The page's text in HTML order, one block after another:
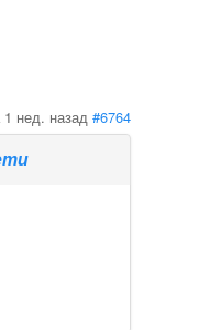
1 нед. назад #6764